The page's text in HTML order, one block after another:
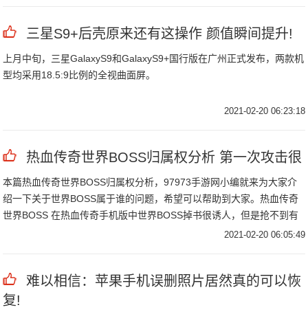
三星S9+后壳原来还有这操作 颜值瞬间提升!
上月中旬，三星GalaxyS9和GalaxyS9+国行版在广州正式发布，两款机
型均采用18.5:9比例的全视曲面屏。
2021-02-20 06:23:18
热血传奇世界BOSS归属权分析 第一次攻击很
本篇热血传奇世界BOSS归属权分析，97973手游网小编就来为大家介
绍一下关于世界BOSS属于谁的问题，希望可以帮助到大家。热血传奇
世界BOSS 在热血传奇手机版中世界BOSS掉书很诱人，但是抢不到有
什么用。关于大家最关心的BOSS归属问题，小编总结了三套方案。
2021-02-20 06:05:49
难以相信：苹果手机误删照片居然真的可以恢
复!